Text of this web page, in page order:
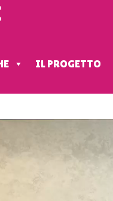
IL PROGETTO